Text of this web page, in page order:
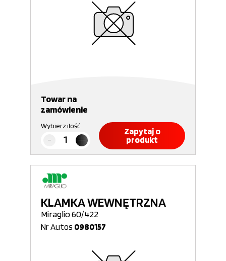
Towar na
zamówienie
Wybierz ilość
Zapytaj o
produkt
KLAMKA WEWNĘTRZNA
Miraglio 60/422
Nr Autos 0980157